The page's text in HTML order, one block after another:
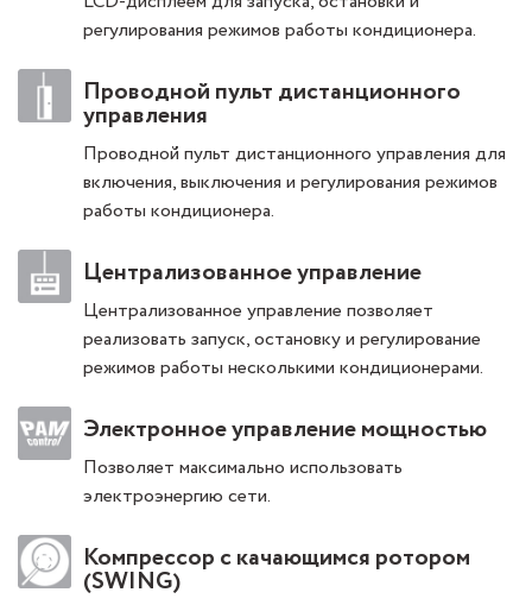
регулирования режимов работы кондиционера.
Проводной пульт дистанционного
управления
Проводной пульт дистанционного управления для
включения, выключения и регулирования режимов
работы кондиционера.
Централизованное управление
Централизованное управление позволяет
реализовать запуск, остановку и регулирование
режимов работы несколькими кондиционерами.
Электронное управление мощностью
Позволяет максимально использовать
электроэнергию сети.
Компрессор с качающимся ротором
(SWING)